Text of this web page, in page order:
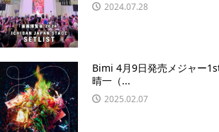
2024.07.28
Bimi 4月9日発売メジャー
晴一（...
2025.02.07